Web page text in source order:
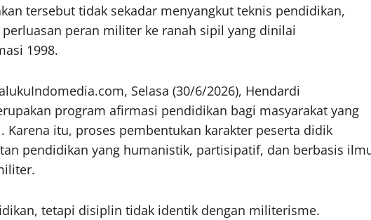
tersebut tidak sekadar menyangkut teknis pendidikan,
peran militer ke ranah sipil yang dinilai
1998.
Selasa (30/6/2026), Hendardi
program afirmasi pendidikan bagi masyarakat yang
itu, proses pembentukan karakter peserta didik
pendidikan yang humanistik, partisipatif, dan berbasis
tetapi disiplin tidak identik dengan militerisme.